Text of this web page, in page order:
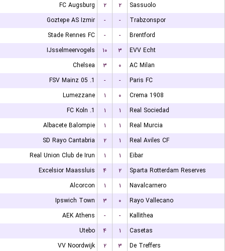
FC Augsburg
۲ ۲
Sassuolo
Goztepe AS Izmir
- -
Trabzonspor
Stade Rennes FC
- -
Brentford
IJsselmeervogels
۱۰ ۳
EVV Echt
Chelsea
۳ ۰
AC Milan
1. FSV Mainz 05
- -
Paris FC
Lumezzane
۱ ۰
Crema 1908
1. FC Koln
۱ ۱
Real Sociedad
Albacete Balompie
۱ ۱
Real Murcia
SD Rayo Cantabria
۲ ۱
Real Aviles CF
Real Union Club de Irun
۱ ۱
Eibar
Excelsior Maassluis
۴ ۲
Sparta Rotterdam Reserves
Alcorcon
۱ ۱
Navalcarnero
Ipswich Town
۳ ۰
Rayo Vallecano
AEK Athens
- -
Kallithea
Utebo
۴ ۱
Casetas
VV Noordwijk
۲ ۳
De Treffers